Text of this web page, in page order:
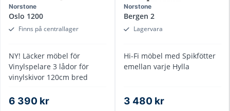
Norstone
Oslo 1200
Finns på centrallager
NY! Läcker möbel för
Vinylspelare 3 lådor för
vinylskivor 120cm bred
6 390 kr
Norstone
Bergen 2
Lagervara
Hi-Fi möbel med Spikfötter
emellan varje Hylla
3 480 kr